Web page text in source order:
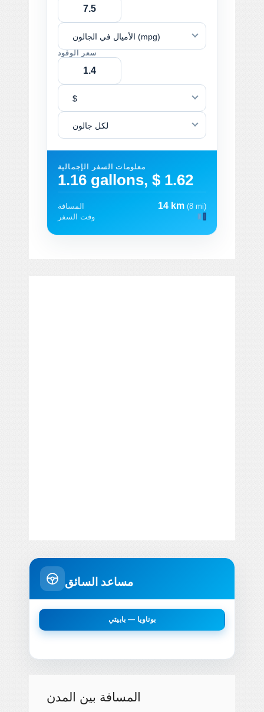
الأميال في الجالون (mpg)
سعر الوقود
$
لكل جالون
معلومات السفر الإجمالية
1.16 gallons, $ 1.62
المسافة 14 km (8 mi)
وقت السفر
مساعد السائق
بوناويا — بابيتي
المسافة بين المدن